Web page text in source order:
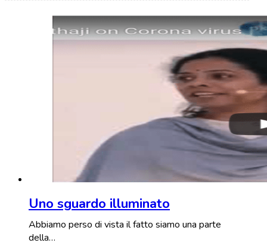
Uno sguardo illuminato
Abbiamo perso di vista il fatto siamo una parte
della…